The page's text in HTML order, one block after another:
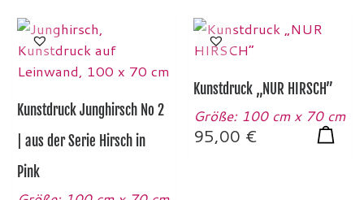
Kunstdruck Junghirsch No 2
| aus der Serie Hirsch in
Pink
Kunstdruck „NUR HIRSCH”
Größe: 100 cm x 70 cm
95,00 €